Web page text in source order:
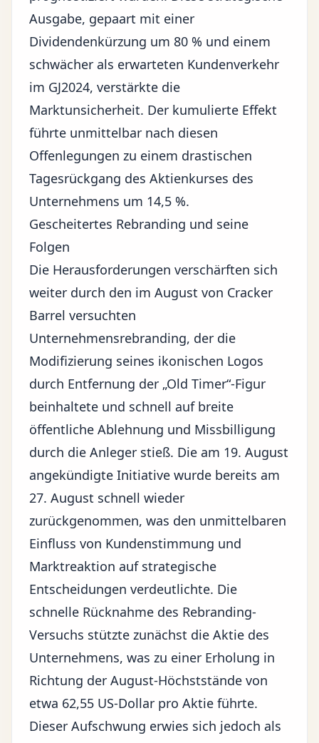
Ausgabe, gepaart mit einer
Dividendenkürzung um 80 % und einem
schwächer als erwarteten Kundenverkehr
im GJ2024, verstärkte die
Marktunsicherheit. Der kumulierte Effekt
führte unmittelbar nach diesen
Offenlegungen zu einem drastischen
Tagesrückgang des Aktienkurses des
Unternehmens um 14,5 %.
Gescheitertes Rebranding und seine
Folgen
Die Herausforderungen verschärften sich
weiter durch den im August von Cracker
Barrel versuchten
Unternehmensrebranding, der die
Modifizierung seines ikonischen Logos
durch Entfernung der „Old Timer“-Figur
beinhaltete und schnell auf breite
öffentliche Ablehnung und Missbilligung
durch die Anleger stieß. Die am 19. August
angekündigte Initiative wurde bereits am
27. August schnell wieder
zurückgenommen, was den unmittelbaren
Einfluss von Kundenstimmung und
Marktreaktion auf strategische
Entscheidungen verdeutlichte. Die
schnelle Rücknahme des Rebranding-
Versuchs stützte zunächst die Aktie des
Unternehmens, was zu einer Erholung in
Richtung der August-Höchststände von
etwa 62,55 US-Dollar pro Aktie führte.
Dieser Aufschwung erwies sich jedoch als